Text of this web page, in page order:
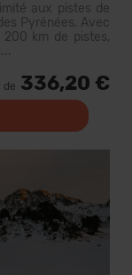
aux pistes de
Pyrénées. Avec
km de pistes,
de 336,20 €